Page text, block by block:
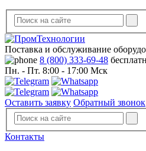
Поставка и обслуживание
8 (800) 333-69-48
Пн. - Пт. 8:00 - 17:00 Мск
Оставить заявку Обратный звонок
Контакты